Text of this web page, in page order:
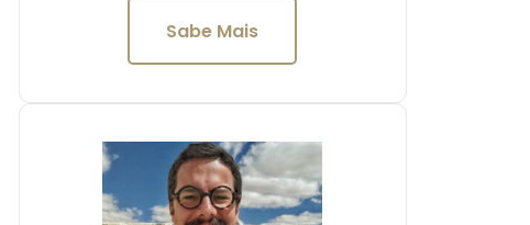
Sabe Mais